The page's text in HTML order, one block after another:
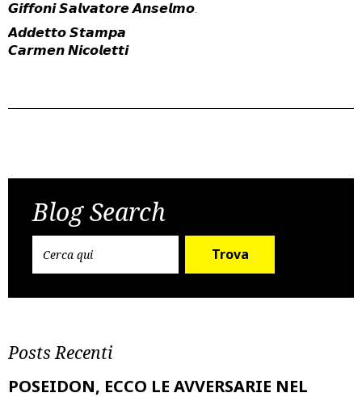
𝙂𝙞𝙛𝙛𝙤𝙣𝙞 𝙎𝙖𝙡𝙫𝙖𝙩𝙤𝙧𝙚 𝘼𝙣𝙨𝙚𝙡𝙢𝙤.
𝘼𝙙𝙙𝙚𝙩𝙩𝙤 𝙎𝙩𝙖𝙢𝙥𝙖
𝘾𝙖𝙧𝙢𝙚𝙣 𝙉𝙞𝙘𝙤𝙡𝙚𝙩𝙩𝙞
navigation
Blog Search
Trova
Posts Recenti
POSEIDON, ECCO LE AVVERSARIE NEL